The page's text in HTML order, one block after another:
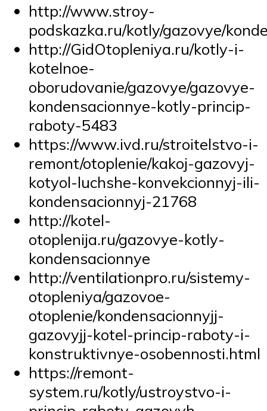
http://www.stroy-
podskazka.ru/kotly/gazovye/
http://GidOtopleniya.ru/kotly-i-
kotelnoe-
oborudovanie/gazovye/gazovye-
kondensacionnye-kotly-princip-
raboty-5483
https://www.ivd.ru/stroitelstvo-i-
remont/otoplenie/kakoj-gazovyj-
kotyol-luchshe-konvekcionnyj-ili-
kondensacionnyj-21768
http://kotel-
otoplenija.ru/gazovye-kotly-
kondensacionnye
http://ventilationpro.ru/sistemy-
otopleniya/gazovoe-
otoplenie/kondensacionnyjj-
gazovyjj-kotel-princip-raboty-i-
konstruktivnye-osobennosti.html
https://remont-
system.ru/kotly/ustroystvo-i-